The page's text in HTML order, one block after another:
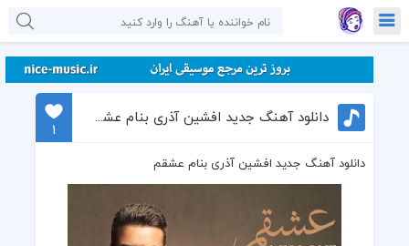
دانلود آهنگ جدید افشین آذری بنام عشقم
1
دانلود آهنگ جدید افشین آذری بنام عشقم